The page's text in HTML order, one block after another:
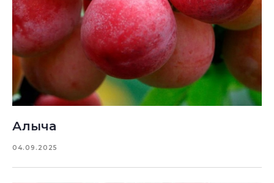
Алыча
04.09.2025